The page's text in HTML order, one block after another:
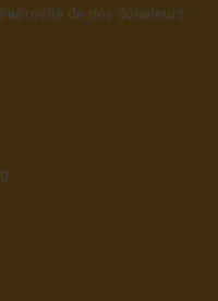
de nos donateurs.